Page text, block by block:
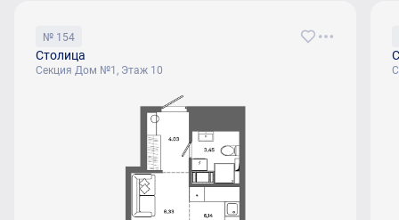
№ 154
Столица
Секция Дом №1, Этаж 10